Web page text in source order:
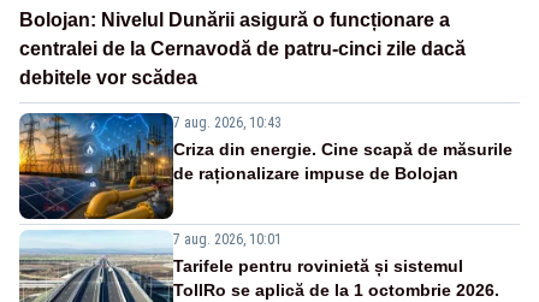
Bolojan: Nivelul Dunării asigură o funcționare a
centralei de la Cernavodă de patru-cinci zile dacă
debitele vor scădea
7 aug. 2026, 10:43
Criza din energie. Cine scapă de măsurile
de raționalizare impuse de Bolojan
7 aug. 2026, 10:01
Tarifele pentru rovinietă și sistemul
TollRo se aplică de la 1 octombrie 2026.